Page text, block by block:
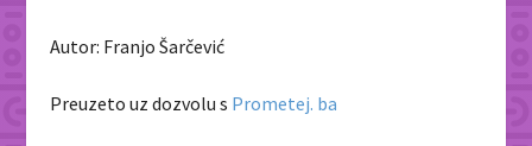
Autor: Franjo Šarčević
Preuzeto uz dozvolu s Prometej. ba